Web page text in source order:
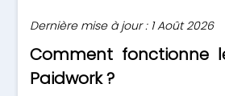
Dernière mise à jour : 1 Août 2026
Comment fonctionne
Paidwork ?